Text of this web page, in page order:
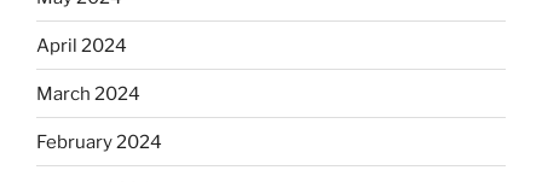
April 2024
March 2024
February 2024